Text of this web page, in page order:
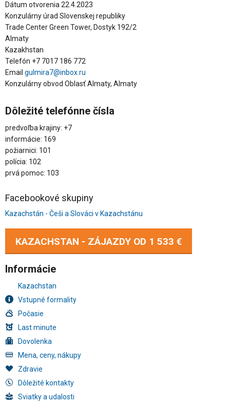
Dátum otvorenia 22.4.2023
Konzulárny úrad Slovenskej republiky
Trade Center Green Tower, Dostyk 192/2
Almaty
Kazakhstan
Telefón +7 7017 186 772
Email gulmira7@inbox.ru
Konzulárny obvod Oblasť Almaty, Almaty
Dôležité telefónne čísla
predvoľba krajiny: +7
informácie: 169
požiarnici: 101
polícia: 102
prvá pomoc: 103
Facebookové skupiny
Kazachstán - Češi a Slováci v Kazachstánu
KAZACHSTAN - ZÁJAZDY OD 1 533 €
Informácie
Kazachstan
Vstupné formality
Počasie
Last minute
Dovolenka
Mena, ceny, nákupy
Zdravie
Dôležité kontakty
Sviatky a udalosti